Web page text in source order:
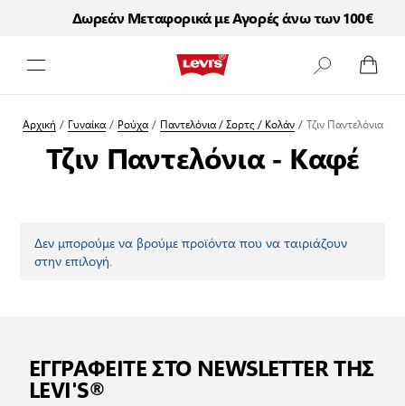
Δωρεάν Μεταφορικά με Αγορές άνω των 100€
Αρχική / Γυναίκα / Ρούχα / Παντελόνια / Σορτς / Κολάν / Τζιν Παντελόνια
Τζιν Παντελόνια - Καφέ
Δεν μπορούμε να βρούμε προϊόντα που να ταιριάζουν
στην επιλογή.
ΕΓΓΡΑΦΕΙΤΕ ΣΤΟ NEWSLETTER ΤΗΣ
LEVI'S®